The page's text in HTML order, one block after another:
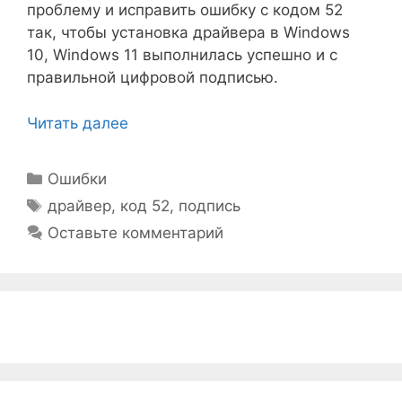
проблему и исправить ошибку с кодом 52
так, чтобы установка драйвера в Windows
10, Windows 11 выполнилась успешно и с
правильной цифровой подписью.
Читать далее
Рубрики
Ошибки
Метки
драйвер, код 52, подпись
Оставьте комментарий